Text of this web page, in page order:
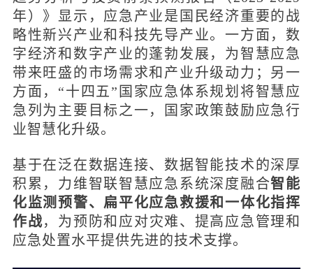
年）》显示，应急产业是国民经济重要的战
略性新兴产业和科技先导产业。一方面，数
字经济和数字产业的蓬勃发展，为智慧应急
带来旺盛的市场需求和产业升级动力；另一
方面，“十四五”国家应急体系规划将智慧应
急列为主要目标之一，国家政策鼓励应急行
业智慧化升级。
基于在泛在数据连接、数据智能技术的深厚
积累，力维智联智慧应急系统深度融合智能
化监测预警、扁平化应急救援和一体化指挥
作战，为预防和应对灾难、提高应急管理和
应急处置水平提供先进的技术支撑。